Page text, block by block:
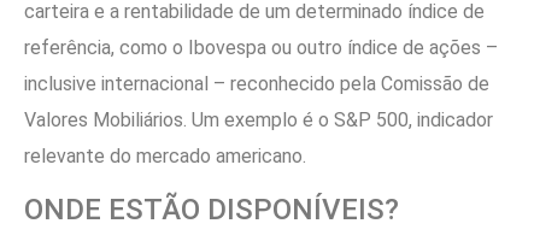
carteira e a rentabilidade de um determinado índice de
referência, como o Ibovespa ou outro índice de ações –
inclusive internacional – reconhecido pela Comissão de
Valores Mobiliários. Um exemplo é o S&P 500, indicador
relevante do mercado americano.
ONDE ESTÃO DISPONÍVEIS?